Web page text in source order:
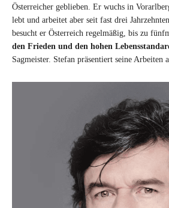
Österreicher geblieben. Er wuchs in
lebt und arbeitet aber seit fast drei
besucht er Österreich regelmäßig, bis zu
den Frieden und den hohen
Sagmeister. Stefan präsentiert seine Arbeiten